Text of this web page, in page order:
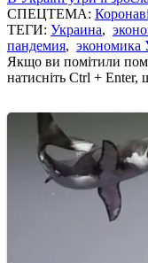
СПЕЦТЕМА:
ТЕГИ: Украина,
пандемия, экономика
Якщо ви помітили
натисніть Ctrl + Enter,